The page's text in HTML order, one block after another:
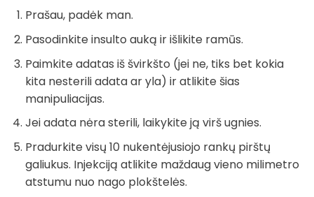
Prašau, padėk man.
Pasodinkite insulto auką ir išlikite ramūs.
Paimkite adatas iš švirkšto (jei ne, tiks bet kokia
kita nesterili adata ar yla) ir atlikite šias
manipuliacijas.
Jei adata nėra sterili, laikykite ją virš ugnies.
Pradurkite visų 10 nukentėjusiojo rankų pirštų
galiukus. Injekciją atlikite maždaug vieno milimetro
atstumu nuo nago plokštelės.